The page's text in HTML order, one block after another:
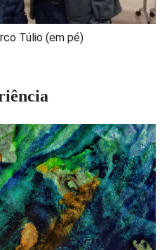
Túlio (em pé)